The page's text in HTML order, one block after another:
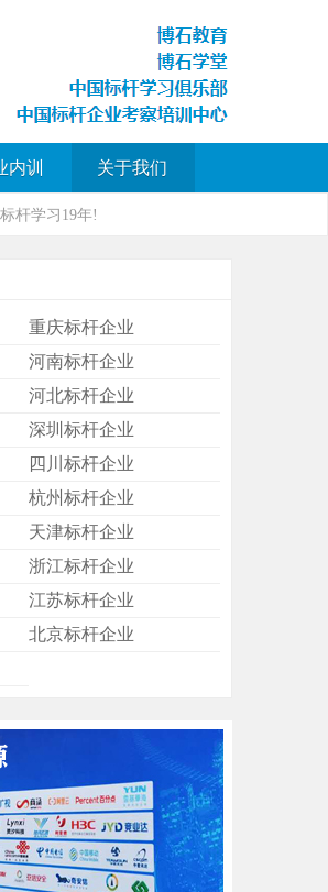
内训 关于我们
杆学习19年!
重庆标杆企业
河南标杆企业
河北标杆企业
深圳标杆企业
四川标杆企业
杭州标杆企业
天津标杆企业
浙江标杆企业
江苏标杆企业
北京标杆企业